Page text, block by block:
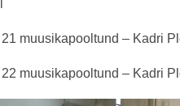
21 muusikapooltund – Kadri
22 muusikapooltund – Kadri